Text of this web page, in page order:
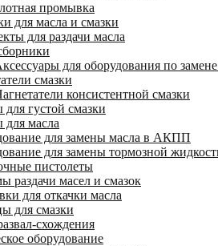
промывка
для масла и смазки
для раздачи масла
для оборудования по
смазки
консистентной смазки
для густой смазки
для масла
для замены масла в АКПП
для замены тормозной
пистолеты
раздачи масел и смазок
для откачки масла
для смазки
схождения
оборудование